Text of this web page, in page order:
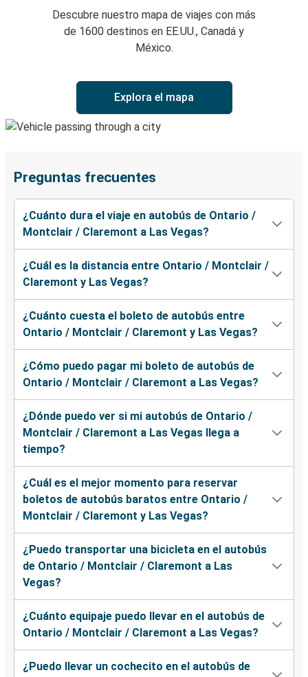
Descubre nuestro mapa de viajes con más
de 1600 destinos en EE.UU., Canadá y
México.
Explora el mapa
Preguntas frecuentes
¿Cuánto dura el viaje en autobús de Ontario /
Montclair / Claremont a Las Vegas?
¿Cuál es la distancia entre Ontario / Montclair /
Claremont y Las Vegas?
¿Cuánto cuesta el boleto de autobús entre
Ontario / Montclair / Claremont y Las Vegas?
¿Cómo puedo pagar mi boleto de autobús de
Ontario / Montclair / Claremont a Las Vegas?
¿Dónde puedo ver si mi autobús de Ontario /
Montclair / Claremont a Las Vegas llega a
tiempo?
¿Cuál es el mejor momento para reservar
boletos de autobús baratos entre Ontario /
Montclair / Claremont y Las Vegas?
¿Puedo transportar una bicicleta en el autobús
de Ontario / Montclair / Claremont a Las
Vegas?
¿Cuánto equipaje puedo llevar en el autobús de
Ontario / Montclair / Claremont a Las Vegas?
¿Puedo llevar un cochecito en el autobús de